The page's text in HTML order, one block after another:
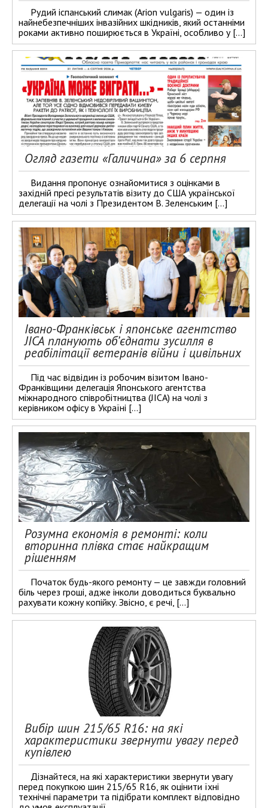
Рудий іспанський слимак (Arion vulgaris) — один із
найнебезпечніших інвазійних шкідників, який останніми
роками активно поширюється в Україні, особливо у […]
Огляд газети «Галичина» за 6 серпня
Видання пропонує ознайомитися з оцінками в
західній пресі результатів візиту до США української
делегації на чолі з Президентом В. Зеленським […]
Івано-Франківськ і японське агентство
JICA планують об’єднати зусилля в
реабілітації ветеранів війни і цивільних
Під час відвідин із робочим візитом Івано-
Франківщини делегація Японського агентства
міжнародного співробітництва (JICA) на чолі з
керівником офісу в Україні […]
Розумна економія в ремонті: коли
вторинна плівка стає найкращим
рішенням
Початок будь-якого ремонту — це завжди головний
біль через гроші, адже інколи доводиться буквально
рахувати кожну копійку. Звісно, є речі, […]
Вибір шин 215/65 R16: на які
характеристики звернути увагу перед
купівлею
Дізнайтеся, на які характеристики звернути увагу
перед покупкою шин 215/65 R16, як оцінити їхні
технічні параметри та підібрати комплект відповідно